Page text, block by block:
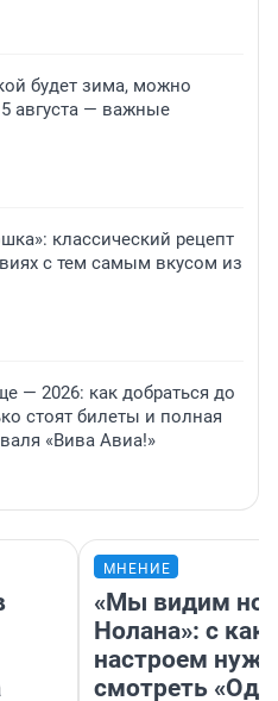
будет зима, можно
августа — важные
классический рецепт
с тем самым вкусом из
— 2026: как добраться до
стоят билеты и полная
«Вива Авиа!»
МНЕНИЕ
«Мы видим
Нолана»: с
настроем
смотреть